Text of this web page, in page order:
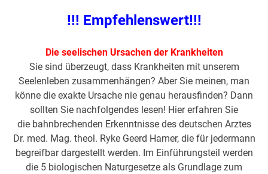
!!! Empfehlenswert!!!
Die seelischen Ursachen der Krankheiten
Sie sind überzeugt, dass Krankheiten mit unserem
Seelenleben zusammenhängen? Aber Sie meinen, man
könne die exakte Ursache nie genau herausfinden? Dann
sollten Sie nachfolgendes lesen! Hier erfahren Sie
die bahnbrechenden Erkenntnisse des deutschen Arztes
Dr. med. Mag. theol. Ryke Geerd Hamer, die für jedermann
begreifbar dargestellt werden. Im Einführungsteil werden
die 5 biologischen Naturgesetze als Grundlage zum